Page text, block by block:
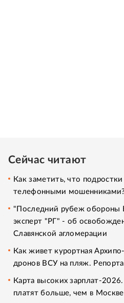
Сейчас читают
Как заметить, что подростки
телефонными
"Последний рубеж
эксперт "РГ" - об
Славянской агломерации
Как живет курортная
дронов ВСУ на пляж.
Карта высоких зарплат-
платят больше, чем в Москве